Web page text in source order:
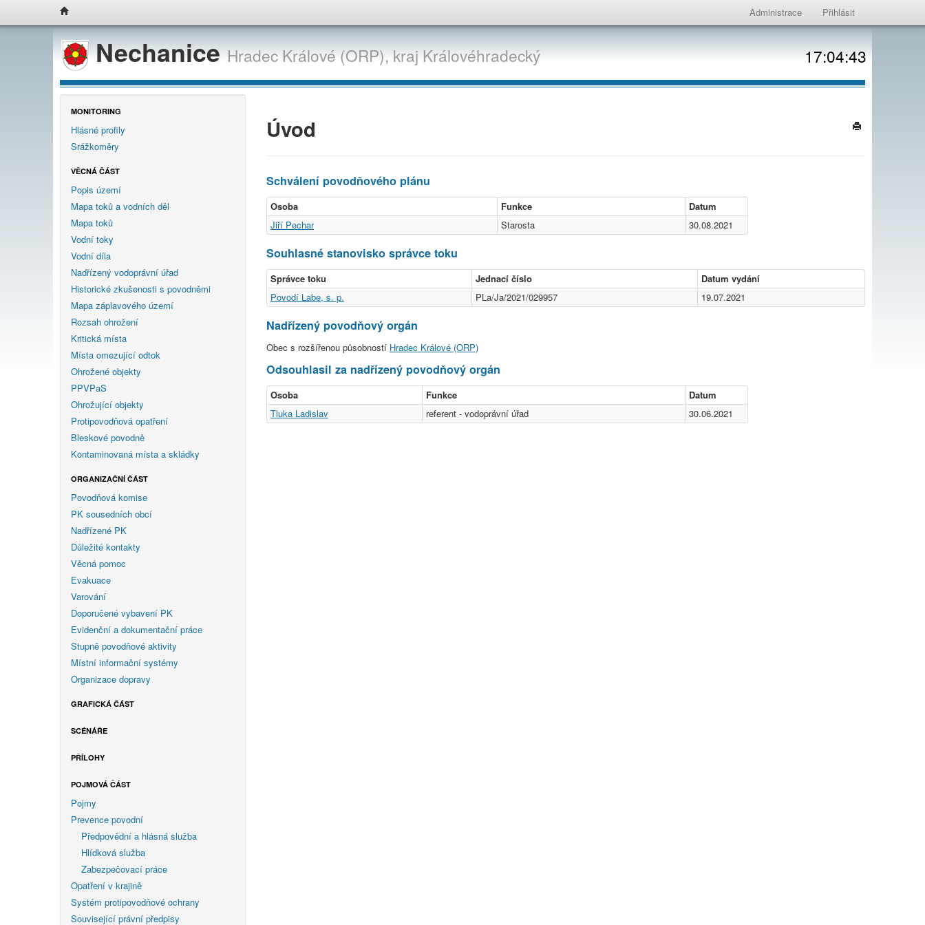
Administrace Přihlásit
NechaniceHradec Králové (ORP),krajKrálovéhradecký 17:04:43
MONITORING
Hlásné profily
Srážkoměry
VĚCNÁ ČÁST
Popis území
Mapa toků a vodních děl
Mapa toků
Vodní toky
Vodní díla
Nadřízený vodoprávní úřad
Historické zkušenosti s povodněmi
Mapa záplavového území
Rozsah ohrožení
Kritická místa
Místa omezující odtok
Ohrožené objekty
PPVPaS
Ohrožující objekty
Protipovodňová opatření
Bleskové povodně
Kontaminovaná místa a skládky
ORGANIZAČNÍ ČÁST
Povodňová komise
PK sousedních obcí
Nadřízené PK
Důležité kontakty
Věcná pomoc
Evakuace
Varování
Doporučené vybavení PK
Evidenční a dokumentační práce
Stupně povodňové aktivity
Místní informační systémy
Organizace dopravy
GRAFICKÁ ČÁST
SCÉNÁŘE
PŘÍLOHY
POJMOVÁ ČÁST
Pojmy
Prevence povodní
Předpovědní a hlásná služba
Hlídková služba
Zabezpečovací práce
Opatření v krajině
Systém protipovodňové ochrany
Související právní předpisy
Úvod
Schválení povodňového plánu
Osoba Funkce
Datum
Jiří Pechar
Starosta 30.08.2021
Souhlasné stanovisko správce toku
Správce toku Jednací číslo
Datum vydání
Povodí Labe, s. p.
PLa/Ja/2021/029957 19.07.2021
Nadřízený povodňový orgán
Obec s rozšířenou působností Hradec Králové (ORP)
Odsouhlasil za nadřízený povodňový orgán
Osoba Funkce
Datum
Tluka Ladislav
referent - vodoprávní úřad 30.06.2021